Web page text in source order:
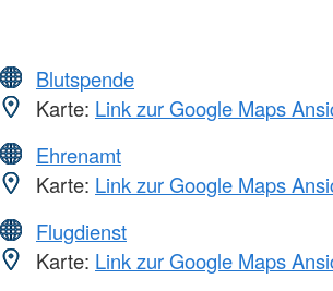
Blutspende
Karte: Link zur Google Maps
Ehrenamt
Karte: Link zur Google Maps
Flugdienst
Karte: Link zur Google Maps